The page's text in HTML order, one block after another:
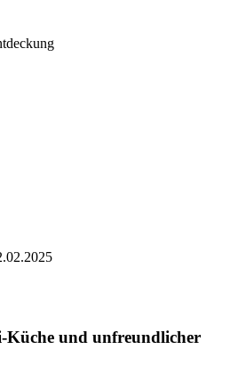
Küche und unfreundlicher